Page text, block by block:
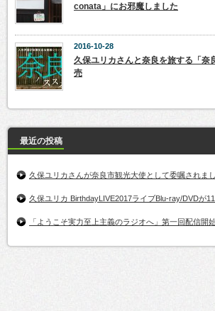
conata」にお邪魔しました
2016-10-28
久保ユリカさんと奈良を旅する「奈
売
最近の投稿
久保ユリカさんが奈良市観光大使として委嘱されま
久保ユリカ BirthdayLIVE2017ライブBlu-ray/DVDが
「ようこそ実力至上主義のラジオへ」第一回配信開